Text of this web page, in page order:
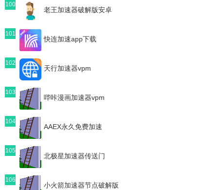
100
老王加速器破解版安卓
101
快连加速app下载
102
天行加速器vpm
103
哔咔漫画加速器vpm
104
AAEX永久免费加速
105
北极星加速器传送门
106
小火箭加速器节点破解版